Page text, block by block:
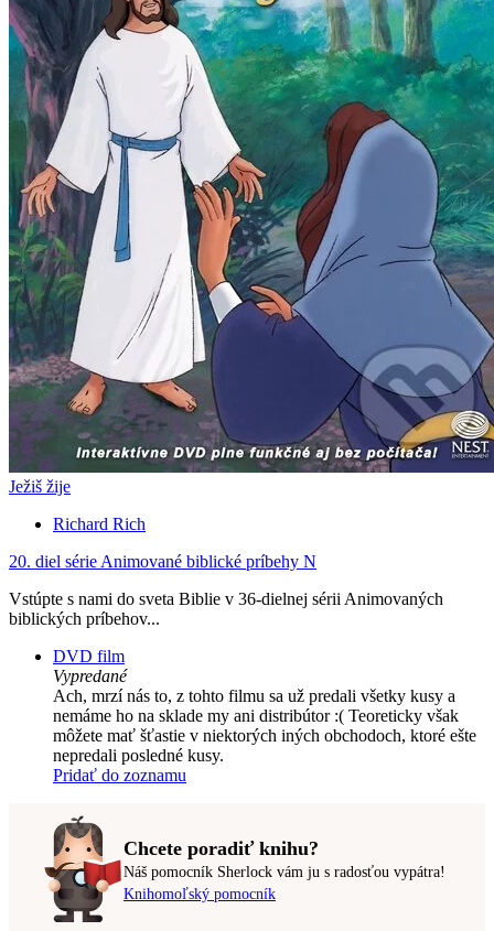
Ježiš žije
Richard Rich
20. diel série Animované biblické príbehy N
Vstúpte s nami do sveta Biblie v 36-dielnej sérii Animovaných
biblických príbehov...
DVD film
Vypredané
Ach, mrzí nás to, z tohto filmu sa už predali všetky kusy a
nemáme ho na sklade my ani distribútor :( Teoreticky však
môžete mať šťastie v niektorých iných obchodoch, ktoré ešte
nepredali posledné kusy.
Pridať do zoznamu
Chcete poradiť knihu?
Náš pomocník Sherlock vám ju s radosťou vypátra!
Knihomoľský pomocník